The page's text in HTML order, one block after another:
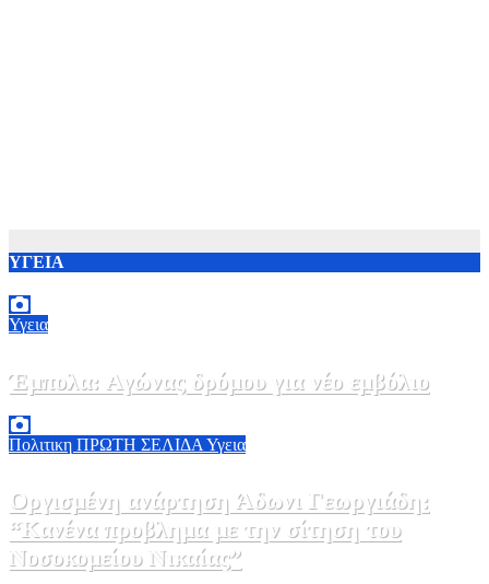
ΥΓΕΙΑ
Υγεια
Έμπολα: Αγώνας δρόμου για νέο εμβόλιο
Πολιτικη ΠΡΩΤΗ ΣΕΛΙΔΑ Υγεια
Οργισμένη ανάρτηση Άδωνι Γεωργιάδη:
“Κανένα προβλημα με την σίτηση του
Νοσοκομείου Νικαίας”